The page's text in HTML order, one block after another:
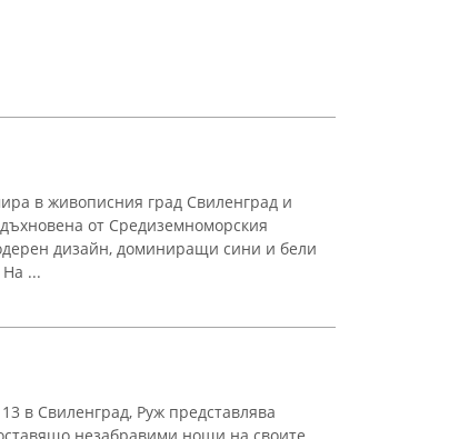
в живописния град Свиленград и
от Средиземноморския
дизайн, доминиращи сини и бели
На ...
в Свиленград, Руж представлява